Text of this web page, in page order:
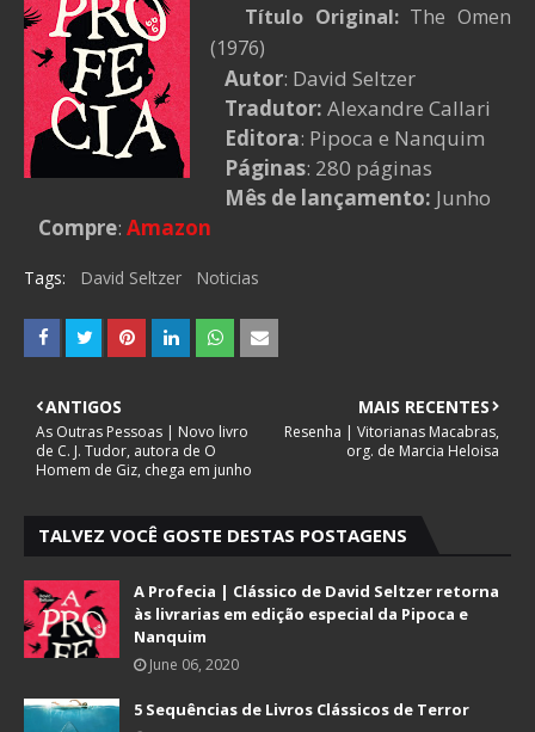
Título Original: The Omen
(1976)
Autor: David Seltzer
Tradutor: Alexandre Callari
Editora: Pipoca e Nanquim
Páginas: 280 páginas
Mês de lançamento: Junho
Compre: Amazon
Tags: David Seltzer Noticias
MAIS RECENTES
Resenha | Vitorianas Macabras,
org. de Marcia Heloisa
ANTIGOS
As Outras Pessoas | Novo livro
de C. J. Tudor, autora de O
Homem de Giz, chega em junho
TALVEZ VOCÊ GOSTE DESTAS POSTAGENS
A Profecia | Clássico de David Seltzer retorna
às livrarias em edição especial da Pipoca e
Nanquim
June 06, 2020
5 Sequências de Livros Clássicos de Terror